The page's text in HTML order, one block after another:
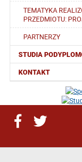
TEMATYKA
PRZEDMIOTU:
PARTNERZY
STUDIA
KONTAKT